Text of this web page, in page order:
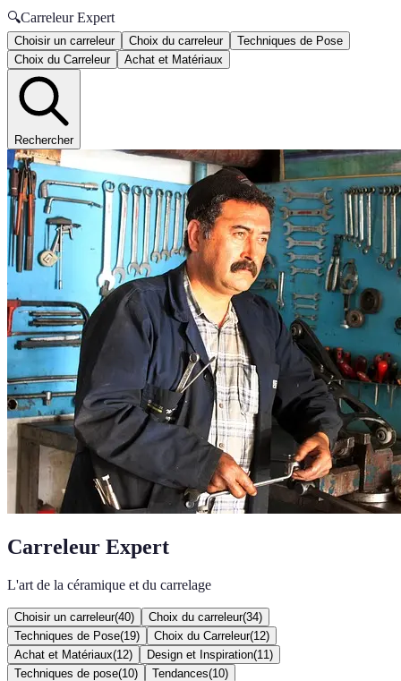
🔍Carreleur Expert
Choisir un carreleur Choix du carreleur
Techniques de Pose
Choix du Carreleur
Achat et Matériaux
Rechercher
Carreleur Expert
L'art de la céramique et du carrelage
Choisir un carreleur(40) Choix du carreleur(34)
Techniques de Pose(19) Choix du Carreleur(12)
Achat et Matériaux(12) Design et Inspiration(11 )
Techniques de pose(10) Tendances(10)